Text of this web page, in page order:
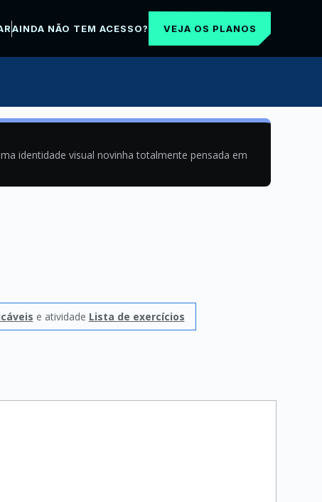
AINDA NÃO TEM ACESSO? VEJA OS PLANOS
identidade visual novinha totalmente pensada em
e atividade Lista de exercícios